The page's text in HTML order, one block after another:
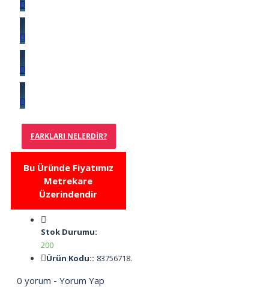
FARKLARI NELERDIR?
Bu Üründe Fiyatımız
Metrekare
Üzerindendir
Stok Durumu:
200
Ürün Kodu:: 83756718.
0 yorum - Yorum Yap